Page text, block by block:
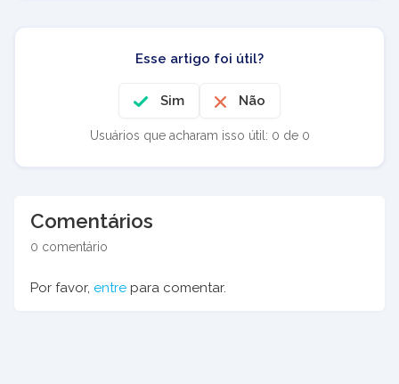
Esse artigo foi útil?
Sim Não
Usuários que acharam isso útil: 0 de 0
Comentários
0 comentário
Por favor, entre para comentar.